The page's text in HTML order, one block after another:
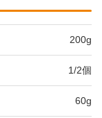
200g
1/2個
60g